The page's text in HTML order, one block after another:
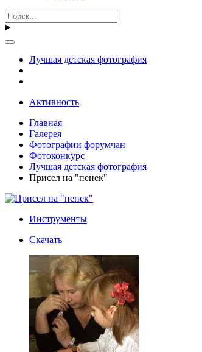
Лучшая детская фотография
Активность
Главная
Галерея
Фотографии форумчан
Фотоконкурс
Лучшая детская фотография
Присел на "пенек"
Инструменты
Скачать